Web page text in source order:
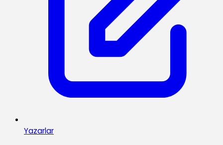
Yazarlar